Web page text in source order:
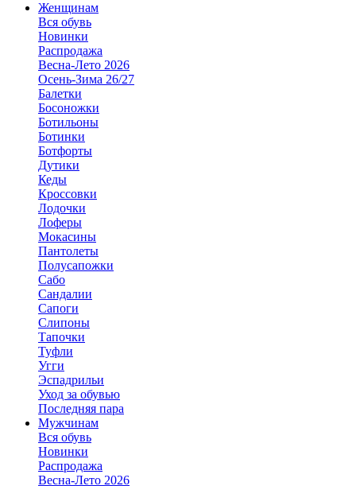
Женщинам
Вся обувь
Новинки
Распродажа
Весна-Лето 2026
Осень-Зима 26/27
Балетки
Босоножки
Ботильоны
Ботинки
Ботфорты
Дутики
Кеды
Кроссовки
Лодочки
Лоферы
Мокасины
Пантолеты
Полусапожки
Сабо
Сандалии
Сапоги
Слипоны
Тапочки
Туфли
Угги
Эспадрильи
Уход за обувью
Последняя пара
Мужчинам
Вся обувь
Новинки
Распродажа
Весна-Лето 2026